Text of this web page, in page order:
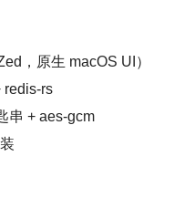
，原生 macOS UI）
redis-rs
串 + aes-gcm